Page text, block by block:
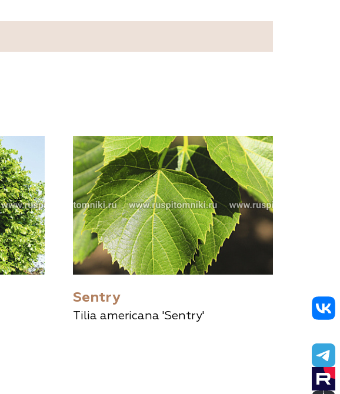
Sentry
Tilia americana 'Sentry'